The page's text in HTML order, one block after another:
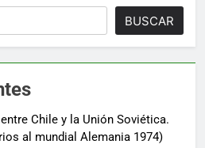
BUSCAR
Chile y la Unión Soviética.
al mundial Alemania 1974)